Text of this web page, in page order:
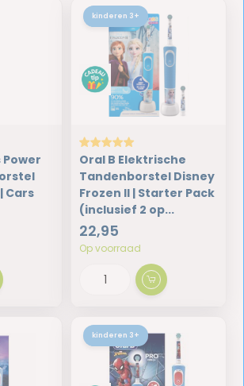
Cars
kinderen 3+
Oral B Elektrische
Tandenborstel Disney
Frozen II | Starter Pack
(inclusief 2 op...
22,95
Op voorraad
kinderen 3+